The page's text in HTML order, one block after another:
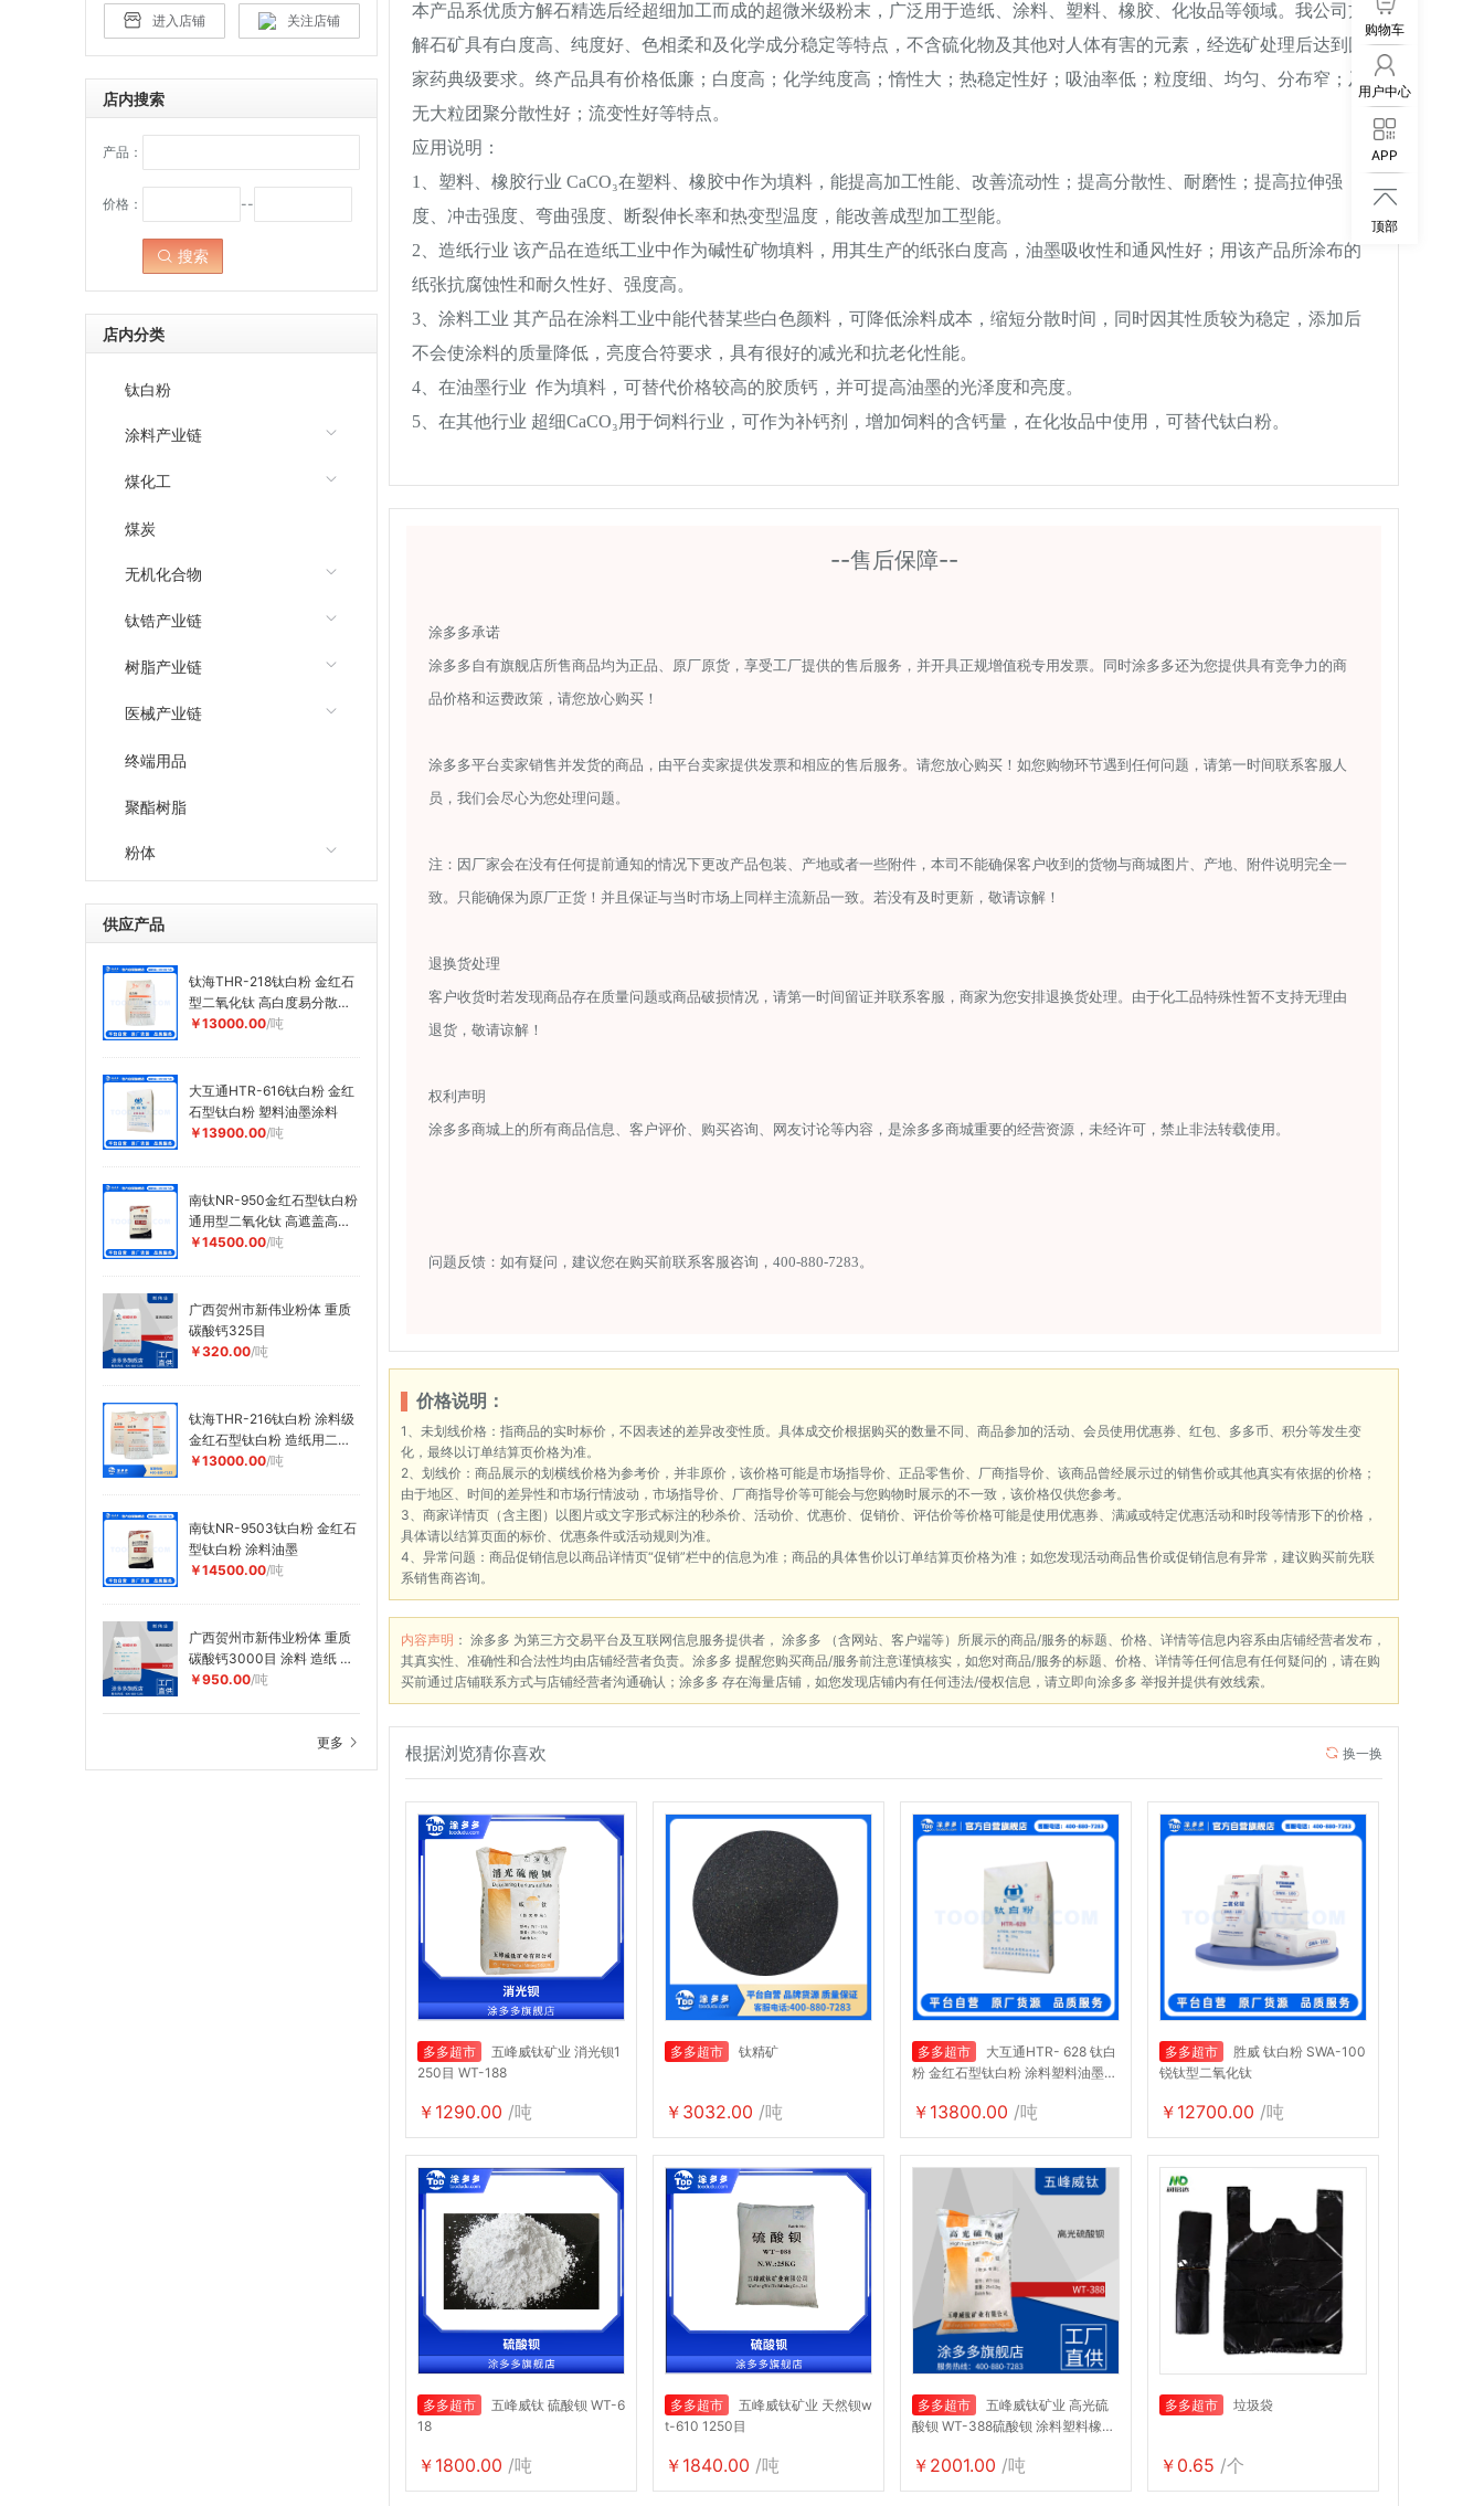
进入店铺 关注店铺
店内搜索
产品：
价格： --
搜索
店内分类
钛白粉
涂料产业链
煤化工
煤炭
无机化合物
钛锆产业链
树脂产业链
医械产业链
终端用品
聚酯树脂
粉体
供应产品
钛海THR-218钛白粉 金红石
型二氧化钛 高白度易分散通
用型钛白粉
￥13000.00/吨
大互通HTR-616钛白粉 金红
石型钛白粉 塑料油墨涂料
￥13900.00/吨
南钛NR-950金红石型钛白粉
通用型二氧化钛 高遮盖高白
度高耐候性钛白粉 南京生产
￥14500.00/吨
广西贺州市新伟业粉体 重质
碳酸钙325目
￥320.00/吨
钛海THR-216钛白粉 涂料级
金红石型钛白粉 造纸用二氧
化钛高白度
￥13000.00/吨
南钛NR-9503钛白粉 金红石
型钛白粉 涂料油墨
￥14500.00/吨
广西贺州市新伟业粉体 重质
碳酸钙3000目 涂料 造纸 塑
料用钙粉 超细腻子粉
￥950.00/吨
更多
本产品系优质方解石精选后经超细加工而成的超微米级粉末，广泛用于造纸、涂料、塑料、橡胶、化妆品等领域。我公司方
解石矿具有白度高、纯度好、色相柔和及化学成分稳定等特点，不含硫化物及其他对人体有害的元素，经选矿处理后达到国
家药典级要求。终产品具有价格低廉；白度高；化学纯度高；惰性大；热稳定性好；吸油率低；粒度细、均匀、分布窄；及
无大粒团聚分散性好；流变性好等特点。
应用说明：
1、塑料、橡胶行业 CaCO₃在塑料、橡胶中作为填料，能提高加工性能、改善流动性；提高分散性、耐磨性；提高拉伸强
度、冲击强度、弯曲强度、断裂伸长率和热变型温度，能改善成型加工型能。
2、造纸行业 该产品在造纸工业中作为碱性矿物填料，用其生产的纸张白度高，油墨吸收性和通风性好；用该产品所涂布的
纸张抗腐蚀性和耐久性好、强度高。
3、涂料工业 其产品在涂料工业中能代替某些白色颜料，可降低涂料成本，缩短分散时间，同时因其性质较为稳定，添加后
不会使涂料的质量降低，亮度合符要求，具有很好的减光和抗老化性能。
4、在油墨行业 作为填料，可替代价格较高的胶质钙，并可提高油墨的光泽度和亮度。
5、在其他行业 超细CaCO₃用于饲料行业，可作为补钙剂，增加饲料的含钙量，在化妆品中使用，可替代钛白粉。
--售后保障--
涂多多承诺
涂多多自有旗舰店所售商品均为正品、原厂原货，享受工厂提供的售后服务，并开具正规增值税专用发票。同时涂多多还为您提供具有竞争力的商
品价格和运费政策，请您放心购买！
涂多多平台卖家销售并发货的商品，由平台卖家提供发票和相应的售后服务。请您放心购买！如您购物环节遇到任何问题，请第一时间联系客服人
员，我们会尽心为您处理问题。
注：因厂家会在没有任何提前通知的情况下更改产品包装、产地或者一些附件，本司不能确保客户收到的货物与商城图片、产地、附件说明完全一
致。只能确保为原厂正货！并且保证与当时市场上同样主流新品一致。若没有及时更新，敬请谅解！
退换货处理
客户收货时若发现商品存在质量问题或商品破损情况，请第一时间留证并联系客服，商家为您安排退换货处理。由于化工品特殊性暂不支持无理由
退货，敬请谅解！
权利声明
涂多多商城上的所有商品信息、客户评价、购买咨询、网友讨论等内容，是涂多多商城重要的经营资源，未经许可，禁止非法转载使用。
问题反馈：如有疑问，建议您在购买前联系客服咨询， 400-880-7283。
价格说明：
1、未划线价格：指商品的实时标价，不因表述的差异改变性质。具体成交价根据购买的数量不同、商品参加的活动、会员使用优惠券、红包、多多币、积分等发生变
化，最终以订单结算页价格为准。
2、划线价：商品展示的划横线价格为参考价，并非原价，该价格可能是市场指导价、正品零售价、厂商指导价、该商品曾经展示过的销售价或其他真实有依据的价格；
由于地区、时间的差异性和市场行情波动，市场指导价、厂商指导价等可能会与您购物时展示的不一致，该价格仅供您参考。
3、商家详情页（含主图）以图片或文字形式标注的秒杀价、活动价、优惠价、促销价、评估价等价格可能是使用优惠券、满减或特定优惠活动和时段等情形下的价格，
具体请以结算页面的标价、优惠条件或活动规则为准。
4、异常问题：商品促销信息以商品详情页“促销”栏中的信息为准；商品的具体售价以订单结算页价格为准；如您发现活动商品售价或促销信息有异常，建议购买前先联
系销售商咨询。
内容声明 ： 涂多多 为第三方交易平台及互联网信息服务提供者， 涂多多 （含网站、客户端等）所展示的商品/服务的标题、价格、详情等信息内容系由店铺经营者发布，
其真实性、准确性和合法性均由店铺经营者负责。涂多多 提醒您购买商品/服务前注意谨慎核实，如您对商品/服务的标题、价格、详情等任何信息有任何疑问的，请在购
买前通过店铺联系方式与店铺经营者沟通确认；涂多多 存在海量店铺，如您发现店铺内有任何违法/侵权信息，请立即向涂多多 举报并提供有效线索。
根据浏览猜你喜欢 换一换
多多超市
五峰威钛矿业 消光钡1
250目 WT-188
￥1290.00 /吨
多多超市 钛精矿
￥3032.00 /吨
多多超市
大互通HTR- 628 钛白
粉 金红石型钛白粉 涂料塑料油墨造
￥13800.00 /吨
多多超市
胜威 钛白粉 SWA-100
锐钛型二氧化钛
￥12700.00 /吨
多多超市
五峰威钛 硫酸钡 WT-6
18
￥1800.00 /吨
多多超市
五峰威钛矿业 天然钡w
t-610 1250目
￥1840.00 /吨
多多超市
五峰威钛矿业 高光硫
酸钡 WT-388硫酸钡 涂料塑料橡胶
￥2001.00 /吨
多多超市 垃圾袋
￥0.65 /个
购物车
用户中心
APP

顶部